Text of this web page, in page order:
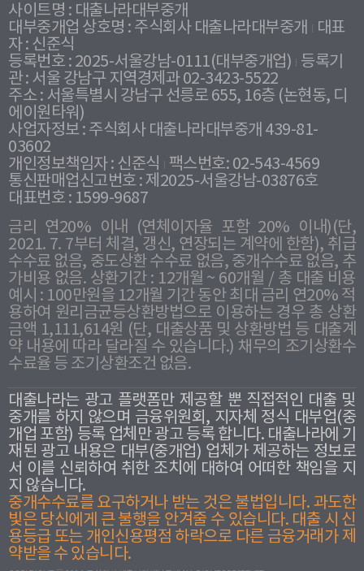
사이트명 : 대출나라대부중개
대부중개업 상호명 : 주식회사 대출나라대부중개
대표
자 : 신준식
등록번호 : 2025-서울강남-0111(대부중개업) 등록기
관 : 서울 강남구 지역경제과 02-3423-5522
주소 : 서울특별시 강남구 선릉로 655, 16층 (논현동, 디
에이원타워)
사업자정보 : 주식회사 대출나라대부중개 439-81-
03602
개인정보책임자 : 신준식
팩스번호: 02-543-4569
통신판매업신고번호 : 제2025-서울강남-03876호
대표번호 : 1599-9687
금리 연20% 이내 (연체이자율 포함 20% 이내)(단,
2021. 7. 7부터 체결, 갱신, 연장되는 계약에 한함), 취급
수수료 없음, 중도상환 수수료 없음, 중개수수료 없음, 추
가비용 없음. 상환기간 : 12개월 ~ 60개월 / 총 대출 비용
예시 : 100만원을 12개월 기간 동안 최대 금리 연20% 적
용하여 원리금균등상환방법으로 이용하는 경우 총 상환
금액 1,111,614원 (단, 대출상품 및 상환방법 등 대출계
약 내용에 따라 달라질 수 있습니다.) 채무의 조기상환수
수료율 등 조기상환조건 없음.
대출나라는 광고 플랫폼만 제공할 뿐 직접적인 대출 및
중개를 하지 않으며 금융위원회, 지자체 정식 대부업(중
개업 포함) 등록 업체만 광고 등록 합니다. 대출나라에 기
재된 광고 내용은 대부(중개업) 업체가 제공하는 정보로
서 이를 신뢰하여 취한 조치에 대하여 어떠한 책임을 지
지 않습니다.
중개수수료를 요구하거나 받는 것은 불법입니다. 과도한
빛은 당신에게 큰 불행을 안겨줄 수 있습니다. 대출 시 신
용등급 또는 개인신용평점 하락으로 다른 금융거래가 제
약받을 수 있습니다.